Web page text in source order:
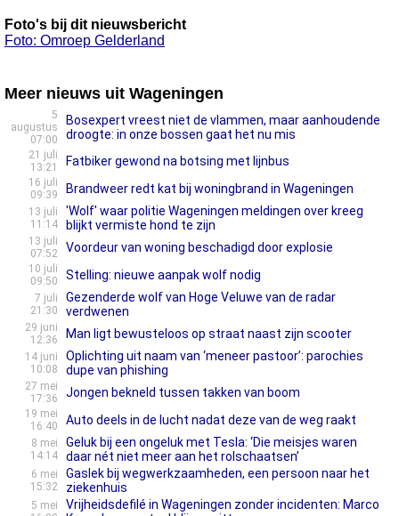
Foto's bij dit nieuwsbericht
Foto: Omroep Gelderland
Meer nieuws uit Wageningen
5
augustus
07:00
Bosexpert vreest niet de vlammen, maar aanhoudende
droogte: in onze bossen gaat het nu mis
21 juli
13:21
Fatbiker gewond na botsing met lijnbus
16 juli
09:39
Brandweer redt kat bij woningbrand in Wageningen
13 juli
11:14
'Wolf' waar politie Wageningen meldingen over kreeg
blijkt vermiste hond te zijn
13 juli
07:52
Voordeur van woning beschadigd door explosie
10 juli
09:50
Stelling: nieuwe aanpak wolf nodig
7 juli
21:30
Gezenderde wolf van Hoge Veluwe van de radar
verdwenen
29 juni
12:36
Man ligt bewusteloos op straat naast zijn scooter
14 juni
10:08
Oplichting uit naam van ‘meneer pastoor’: parochies
dupe van phishing
27 mei
17:36
Jongen bekneld tussen takken van boom
19 mei
16:40
Auto deels in de lucht nadat deze van de weg raakt
8 mei
14:14
Geluk bij een ongeluk met Tesla: ‘Die meisjes waren
daar nét niet meer aan het rolschaatsen’
6 mei
15:32
Gaslek bij wegwerkzaamheden, een persoon naar het
ziekenhuis
5 mei
Vrijheidsdefilé in Wageningen zonder incidenten: Marco